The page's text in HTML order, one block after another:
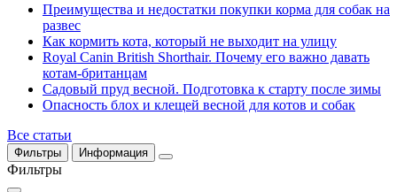
Преимущества и недостатки покупки корма для собак на
развес
Как кормить кота, который не выходит на улицу
Royal Canin British Shorthair. Почему его важно давать
котам-британцам
Садовый пруд весной. Подготовка к старту после зимы
Опасность блох и клещей весной для котов и собак
Все статьи
Фильтры Информация
Фильтры